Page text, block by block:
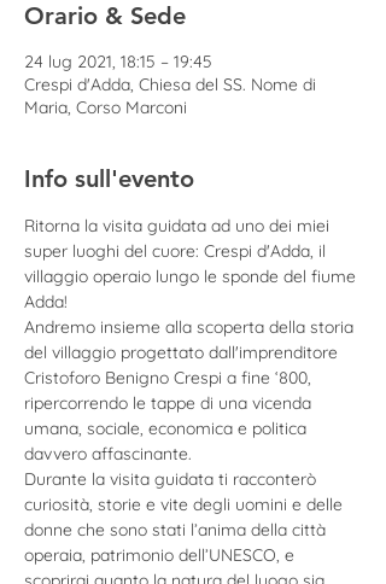
Orario & Sede
24 lug 2021, 18:15 – 19:45
Crespi d'Adda, Chiesa del SS. Nome di
Maria, Corso Marconi
Info sull'evento
Ritorna la visita guidata ad uno dei miei
super luoghi del cuore: Crespi d'Adda, il
villaggio operaio lungo le sponde del fiume
Adda!
Andremo insieme alla scoperta della storia
del villaggio progettato dall'imprenditore
Cristoforo Benigno Crespi a fine ‘800,
ripercorrendo le tappe di una vicenda
umana, sociale, economica e politica
davvero affascinante.
Durante la visita guidata ti racconterò
curiosità, storie e vite degli uomini e delle
donne che sono stati l’anima della città
operaia, patrimonio dell’UNESCO, e